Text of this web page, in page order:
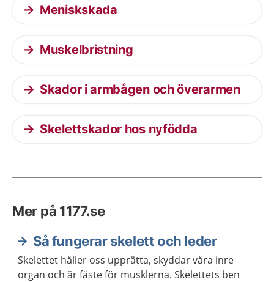
Meniskskada
Muskelbristning
Skador i armbågen och överarmen
Skelettskador hos nyfödda
Mer på 1177.se
Så fungerar skelett och leder
Skelettet håller oss upprätta, skyddar våra inre
organ och är fäste för musklerna. Skelettets ben